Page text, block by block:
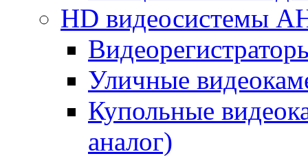
HD видеосистемы
Уличные
Купольные
аналог)